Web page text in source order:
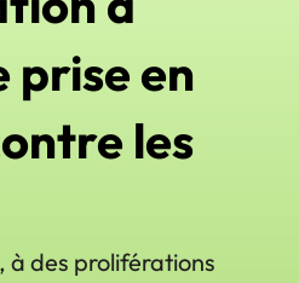
prise en
les
à des proliférations